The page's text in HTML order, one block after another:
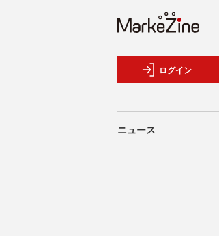
ログイン
ニュース